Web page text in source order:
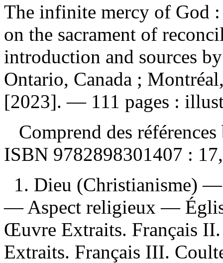
The infinite mercy of God
on the sacrament of
introduction and sources
Ontario, Canada ;
[2023]. — 111 pages :
Comprend des
ISBN 9782898301407 :
1. Dieu (Christianisme)
— Aspect religieux —
Œuvre Extraits. Français
Extraits. Français III.